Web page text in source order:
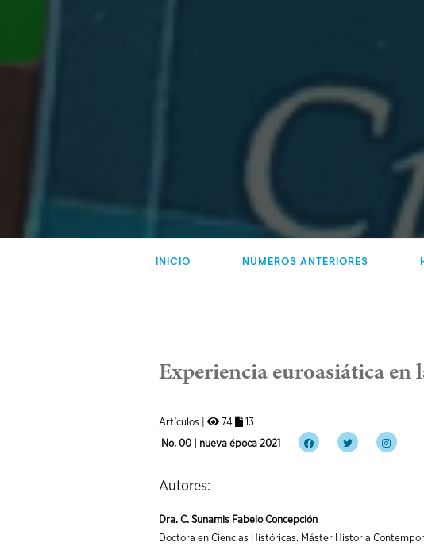
INICIO NÚMEROS ANTERIORES
Experiencia euroasiática en
Artículos | 74
13
No. 00 | nueva época 2021
Autores:
Dra. C. Sunamis Fabelo Concepción
Doctora en Ciencias Históricas. Máster Historia